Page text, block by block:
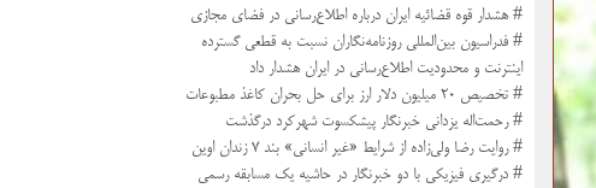
# هشدار قوه قضائیه ایران درباره اطلاع‌رسانی در فضای مجازی
# فدراسیون بین‌المللی روزنامه‌نگاران نسبت به قطعی گسترده
اینترنت و محدودیت اطلاع‌رسانی در ایران هشدار داد
# تخصیص ۲۰ میلیون دلار ارز برای حل بحران کاغذ مطبوعات
# رحمت‌اله یزدانی خبرنگار پیشکسوت شهرکرد درگذشت
# روایت رضا ولی‌زاده از شرایط «غیر انسانی» بند ۷ زندان اوین
# درگیری فیزیکی با دو خبرنگار در حاشیه یک مسابقه رسمی